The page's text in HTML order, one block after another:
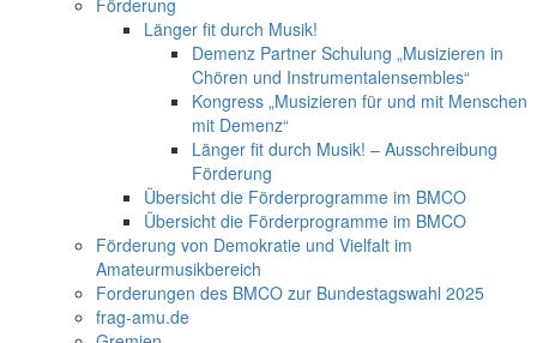
Förderung
Länger fit durch Musik!
Demenz Partner Schulung „Musizieren in
Chören und Instrumentalensembles“
Kongress „Musizieren für und mit Menschen
mit Demenz“
Länger fit durch Musik! – Ausschreibung
Förderung
Übersicht die Förderprogramme im BMCO
Übersicht die Förderprogramme im BMCO
Förderung von Demokratie und Vielfalt im
Amateurmusikbereich
Forderungen des BMCO zur Bundestagswahl 2025
frag-amu.de